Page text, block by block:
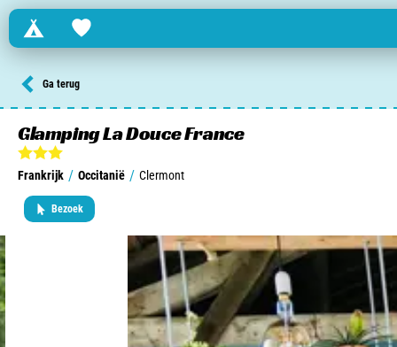
Campings Favorites
Zoek een camping in ...
Nederland
Begië
Luxemburg
Ga terug
Glamping La Douce France
Frankrijk / Occitanië / Clermont
Bezoek